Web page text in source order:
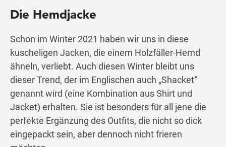
Die Hemdjacke
Schon im Winter 2021 haben wir uns in diese
kuscheligen Jacken, die einem Holzfäller-Hemd
ähneln, verliebt. Auch diesen Winter bleibt uns
dieser Trend, der im Englischen auch „Shacket“
genannt wird (eine Kombination aus Shirt und
Jacket) erhalten. Sie ist besonders für all jene die
perfekte Ergänzung des Outfits, die nicht so dick
eingepackt sein, aber dennoch nicht frieren